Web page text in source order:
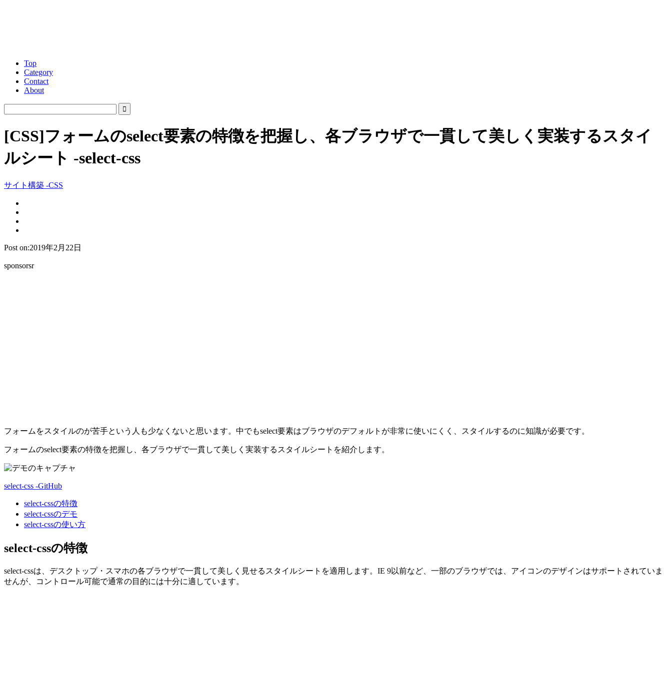
Top
Category
Contact
About
[CSS]フォームのselect要素の特徴を把握し、各ブラウザで一貫して美しく実装するスタイ
ルシート -select-css
サイト構築 -CSS
Post on:2019年2月22日
sponsorsr
フォームをスタイルのが苦手という人も少なくないと思います。中でもselect要素はブラウザのデフォルトが非常に使いにくく、スタイルするのに知識が必要です。
フォームのselect要素の特徴を把握し、各ブラウザで一貫して美しく実装するスタイルシートを紹介します。
select-css -GitHub
select-cssの特徴
select-cssのデモ
select-cssの使い方
select-cssの特徴
select-cssは、デスクトップ・スマホの各ブラウザで一貫して美しく見せるスタイルシートを適用します。IE 9以前など、一部のブラウザでは、アイコンのデザインはサポートされていま
せんが、コントロール可能で通常の目的には十分に適しています。